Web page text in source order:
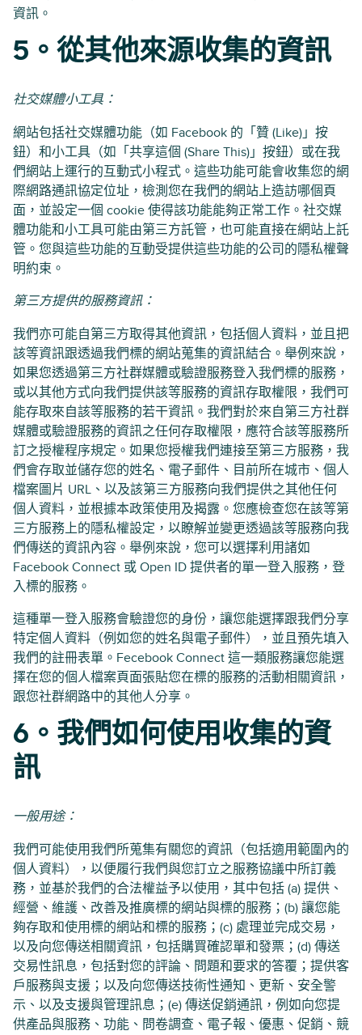
資訊。
5。從其他來源收集的資訊
社交媒體小工具：
網站包括社交媒體功能（如 Facebook 的「贊 (Like)」按
鈕）和小工具（如「共享這個 (Share This)」按鈕）或在我
們網站上運行的互動式小程式。這些功能可能會收集您的網
際網路通訊協定位址，檢測您在我們的網站上造訪哪個頁
面，並設定一個 cookie 使得該功能能夠正常工作。社交媒
體功能和小工具可能由第三方託管，也可能直接在網站上託
管。您與這些功能的互動受提供這些功能的公司的隱私權聲
明約束。
第三方提供的服務資訊：
我們亦可能自第三方取得其他資訊，包括個人資料，並且把
該等資訊跟透過我們標的網站蒐集的資訊結合。舉例來說，
如果您透過第三方社群媒體或驗證服務登入我們標的服務，
或以其他方式向我們提供該等服務的資訊存取權限，我們可
能存取來自該等服務的若干資訊。我們對於來自第三方社群
媒體或驗證服務的資訊之任何存取權限，應符合該等服務所
訂之授權程序規定。如果您授權我們連接至第三方服務，我
們會存取並儲存您的姓名、電子郵件、目前所在城市、個人
檔案圖片 URL、以及該第三方服務向我們提供之其他任何
個人資料，並根據本政策使用及揭露。您應檢查您在該等第
三方服務上的隱私權設定，以瞭解並變更透過該等服務向我
們傳送的資訊內容。舉例來說，您可以選擇利用諸如
Facebook Connect 或 Open ID 提供者的單一登入服務，登
入標的服務。
這種單一登入服務會驗證您的身份，讓您能選擇跟我們分享
特定個人資料（例如您的姓名與電子郵件），並且預先填入
我們的註冊表單。Fecebook Connect 這一類服務讓您能選
擇在您的個人檔案頁面張貼您在標的服務的活動相關資訊，
跟您社群網路中的其他人分享。
6。我們如何使用收集的資
訊
一般用途：
我們可能使用我們所蒐集有關您的資訊（包括適用範圍內的
個人資料），以便履行我們與您訂立之服務協議中所訂義
務，並基於我們的合法權益予以使用，其中包括 (a) 提供、
經營、維護、改善及推廣標的網站與標的服務；(b) 讓您能
夠存取和使用標的網站和標的服務；(c) 處理並完成交易，
以及向您傳送相關資訊，包括購買確認單和發票；(d) 傳送
交易性訊息，包括對您的評論、問題和要求的答覆；提供客
戶服務與支援；以及向您傳送技術性通知、更新、安全警
示、以及支援與管理訊息；(e) 傳送促銷通訊，例如向您提
供產品與服務、功能、問卷調查、電子報、優惠、促銷、競